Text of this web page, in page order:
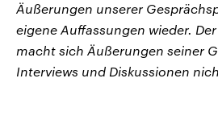
Äußerungen unserer
eigene Auffassungen wieder.
macht sich Äußerungen seiner
Interviews und Diskussionen